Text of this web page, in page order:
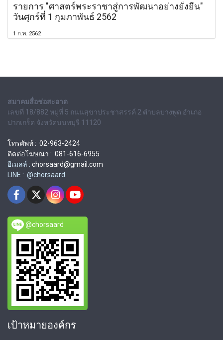
รายการ "ศาสตร์พระราชาสู่การพัฒนาอย่างยั่งยืน"
วันศุกร์ที่ 1 กุมภาพันธ์ 2562
1 ก.พ. 2562
สมาคมสื่อช่อสะอาด
เลขที่ 18/882 หมู่ที่ 5 ถนนสุขาประชาสรรค์ 2 ตำบลบางพูด อำเภอ
ปากเกร็ด จังหวัดนนทบุรี 11120
โทรศัพท์ : 02-963-2424
ติดต่อโฆษณา : 081-616-6955
อีเมลล์ : chorsaard@gmail.com
LINE : @chorsaard
@chorsaard
เป้าหมายองค์กร